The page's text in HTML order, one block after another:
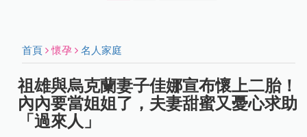
首頁 懷孕 名人家庭
祖雄與烏克蘭妻子佳娜宣布懷上二胎！
內內要當姐姐了，夫妻甜蜜又憂心求助
「過來人」